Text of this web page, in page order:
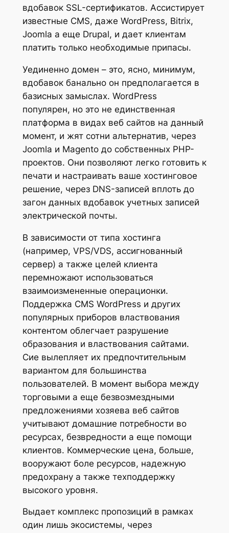
вдобавок SSL-сертификатов. Ассистирует
известные CMS, даже WordPress, Bitrix,
Joomla а еще Drupal, и дает клиентам
платить только необходимые припасы.
Уединенно домен – это, ясно, минимум,
вдобавок банально он предполагается в
базисных замыслах. WordPress
популярен, но это не единственная
платформа в видах веб сайтов на данный
момент, и жят сотни альтернатив, через
Joomla и Magento до собственных PHP-
проектов. Они позволяют легко готовить к
печати и настраивать ваше хостинговое
решение, через DNS-записей вплоть до
загон данных вдобавок учетных записей
электрической почты.
В зависимости от типа хостинга
(например, VPS/VDS, ассигнованный
сервер) а также целей клиента
перемножают использоваться
взаимоизмененные операционки.
Поддержка CMS WordPress и других
популярных приборов властвования
контентом облегчает разрушение
образования и властвования сайтами.
Сие вылепляет их предпочтительным
вариантом для большинства
пользователей. В момент выбора между
торговыми а еще безвозмездными
предложениями хозяева веб сайтов
учитывают домашние потребности во
ресурсах, безвредности а еще помощи
клиентов. Коммерческие цена, больше,
вооружают боле ресурсов, надежную
предохрану а также техподдержку
высокого уровня.
Выдает комплекс пропозиций в рамках
один лишь экосистемы, через